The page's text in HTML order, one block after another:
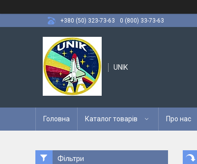
+380 (50) 323-73-63
0 (800) 33-73-63
UNIK
Головна Каталог товарів Про нас
Фільтри